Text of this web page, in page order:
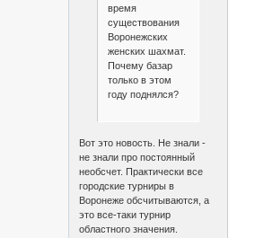
время
существования
Воронежских
женских шахмат.
Почему базар
только в этом
году поднялся?
Вот это новость. Не знали -
не знали про постоянный
необсчет. Практически все
городские турниры в
Воронеже обсчитываются, а
это все-таки турнир
областного значения.